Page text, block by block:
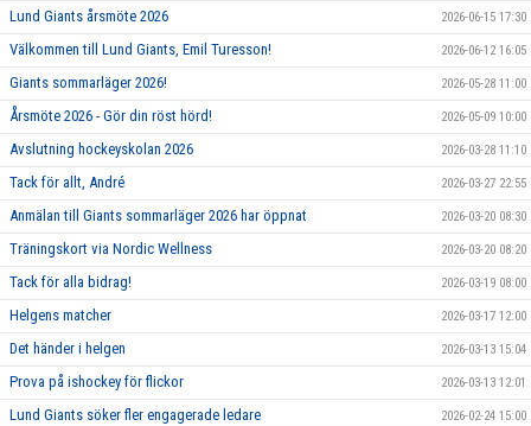
Lund Giants årsmöte 2026 2026-06-15 17:30
Välkommen till Lund Giants, Emil Turesson! 2026-06-12 16:05
Giants sommarläger 2026! 2026-05-28 11:00
Årsmöte 2026 - Gör din röst hörd! 2026-05-09 10:00
Avslutning hockeyskolan 2026 2026-03-28 11:10
Tack för allt, André 2026-03-27 22:55
Anmälan till Giants sommarläger 2026 har öppnat 2026-03-20 08:30
Träningskort via Nordic Wellness 2026-03-20 08:20
Tack för alla bidrag! 2026-03-19 08:00
Helgens matcher 2026-03-17 12:00
Det händer i helgen 2026-03-13 15:04
Prova på ishockey för flickor 2026-03-13 12:01
Lund Giants söker fler engagerade ledare 2026-02-24 15:00